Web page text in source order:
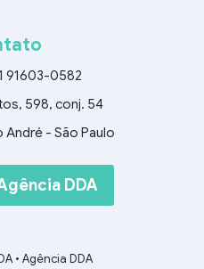
91603-0582
598, conj. 54
André - São Paulo
DDA
• Agência DDA